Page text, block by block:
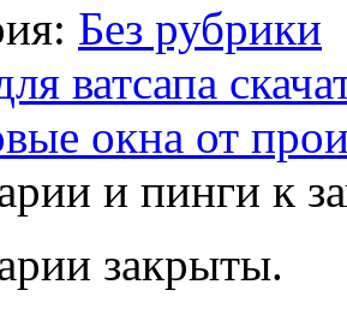
Без рубрики
ватсапа
окна от
и пинги к
закрыты.